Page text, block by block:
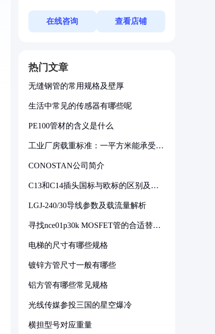
在线咨询 查看店铺
热门文章
无缝钢管的常用规格及壁厚
生活中常见的传感器有哪些呢
PE100管材的含义是什么
工业厂房载重标准：一平方米能承受多
CONOSTAN公司简介
C13和C14插头国标与欧标的区别及其
LGJ-240/30导线参数及载流量解析
寻找nce01p30k MOSFET管的合适替代
电梯的尺寸有哪些规格
镀锌方管尺寸一般有哪些
铝方管有哪些常见规格
光线传媒参投三国的星空爆冷
横担型号对应重量